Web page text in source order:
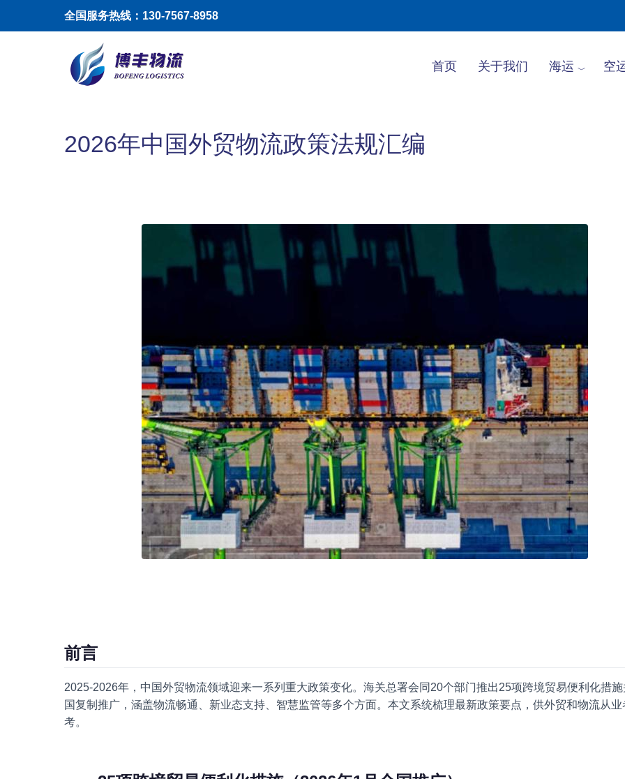
跳转到主要内容
全国服务热线：130-7567-8958
首页 关于我们 海运 空
2026年中国外贸物流政策法规汇编
前言
2025-2026年，中国外贸物流领域迎来一系列重大政策变化。海关总署会同20个部门推出25项跨境贸易便利化措施
国复制推广，涵盖物流畅通、新业态支持、智慧监管等多个方面。本文系统梳理最新政策要点，供外贸和物流从业
考。